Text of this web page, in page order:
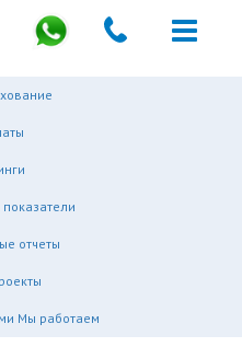
отчеты
Мы работаем